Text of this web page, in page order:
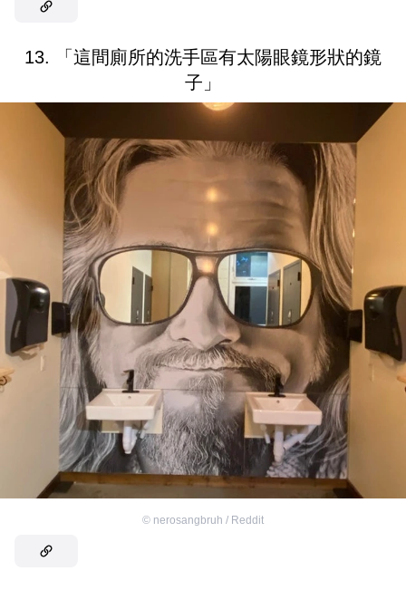
13. 「這間廁所的洗手區有太陽眼鏡形狀的鏡
子」
© nerosangbruh / Reddit